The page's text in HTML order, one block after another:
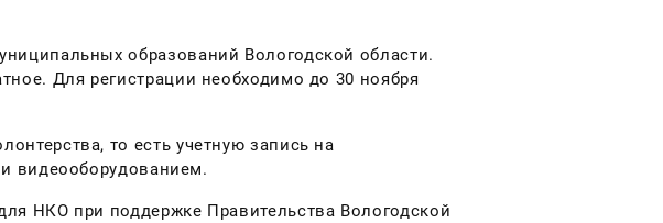
образований Вологодской области.
Для регистрации необходимо до 30 ноября
то есть учетную запись на
видеооборудованием.
НКО при поддержке Правительства Вологодской